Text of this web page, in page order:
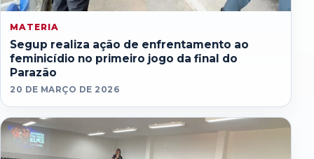
MATERIA
Segup realiza ação de enfrentamento ao
feminicídio no primeiro jogo da final do
Parazão
20 DE MARÇO DE 2026